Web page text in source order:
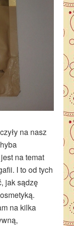
na nasz
na temat
I to od tych
jak sądzę
na kilka